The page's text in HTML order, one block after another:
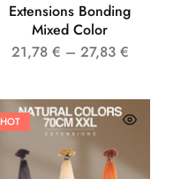
Extensions Bonding
Mixed Color
21,78 € – 27,83 €
HOT